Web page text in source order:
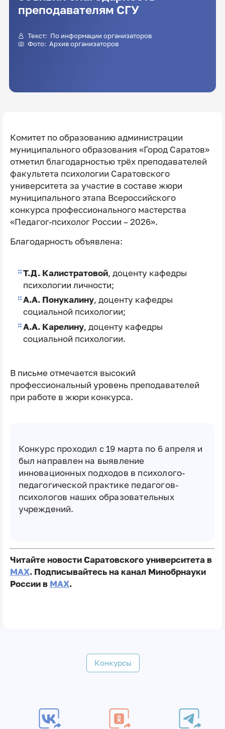
преподавателям СГУ
Текст: По информации организаторов
Фото: Архив организаторов
Комитет по образованию администрации
муниципального образования «Город Саратов»
отметил благодарностью трёх преподавателей
факультета психологии Саратовского
университета за участие в составе жюри
муниципального этапа Всероссийского
конкурса профессионального мастерства
«Педагог-психолог России – 2026».
Благодарность объявлена:
Т.Д. Калистратовой, доценту кафедры
психологии личности;
А.А. Понукалину, доценту кафедры
социальной психологии;
А.А. Карелину, доценту кафедры
социальной психологии.
В письме отмечается высокий
профессиональный уровень преподавателей
при работе в жюри конкурса.
Конкурс проходил с 19 марта по 6 апреля и
был направлен на выявление
инновационных подходов в психолого-
педагогической практике педагогов-
психологов наших образовательных
учреждений.
Читайте новости Саратовского университета в
MAX. Подписывайтесь на канал Минобрнауки
России в MAX.
Конкурсы